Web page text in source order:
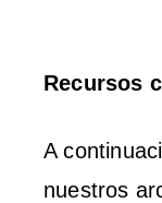
Recursos
A
nuestros